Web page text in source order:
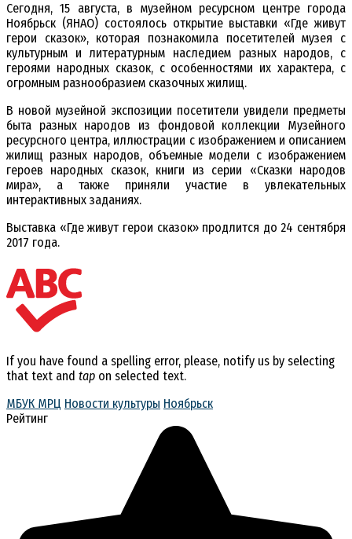
Сегодня, 15 августа, в музейном ресурсном центре города
Ноябрьск (ЯНАО) состоялось открытие выставки «Где живут
герои сказок», которая познакомила посетителей музея с
культурным и литературным наследием разных народов, с
героями народных сказок, с особенностями их характера, с
огромным разнообразием сказочных жилищ.
В новой музейной экспозиции посетители увидели предметы
быта разных народов из фондовой коллекции Музейного
ресурсного центра, иллюстрации с изображением и описанием
жилищ разных народов, объемные модели с изображением
героев народных сказок, книги из серии «Сказки народов
мира», а также приняли участие в увлекательных
интерактивных заданиях.
Выставка «Где живут герои сказок» продлится до 24 сентября
2017 года.
If you have found a spelling error, please, notify us by selecting
that text and tap on selected text.
МБУК МРЦ Новости культуры Ноябрьск
Рейтинг